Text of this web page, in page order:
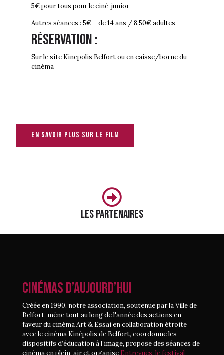
5€ pour tous pour le ciné-junior
Autres séances : 5€ – de 14 ans / 8.50€ adultes
Réservation :
Sur le site Kinepolis Belfort ou en caisse/borne du
cinéma
En savoir plus sur le film
Les partenaires
CINÉMAS D’AUJOURD’HUI
Créée en 1990, notre association, soutenue par la Ville de
Belfort, mène tout au long de l'année des actions en
faveur du cinéma Art & Essai en collaboration étroite
avec le cinéma Kinépolis de Belfort, coordonne les
dispositifs d’éducation à l’image, propose des séances de